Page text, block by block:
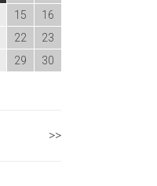
15
16
22
23
29
30
>>